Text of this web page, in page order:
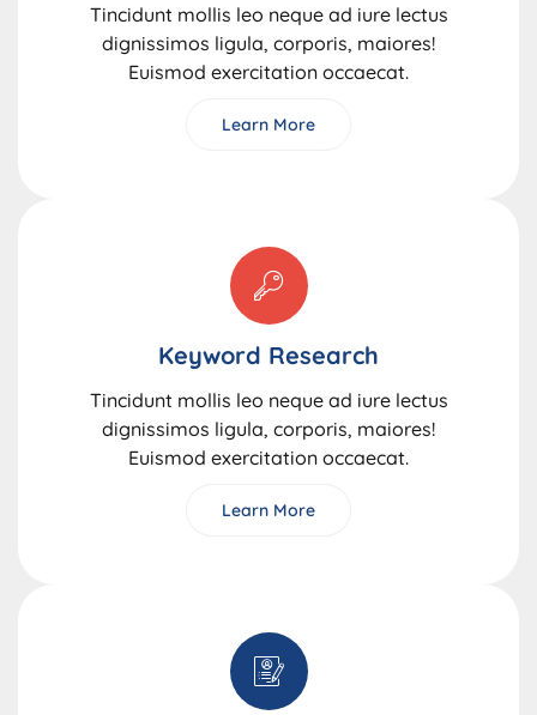
Tincidunt mollis leo neque ad iure lectus
dignissimos ligula, corporis, maiores!
Euismod exercitation occaecat.
Learn More
Keyword Research
Tincidunt mollis leo neque ad iure lectus
dignissimos ligula, corporis, maiores!
Euismod exercitation occaecat.
Learn More